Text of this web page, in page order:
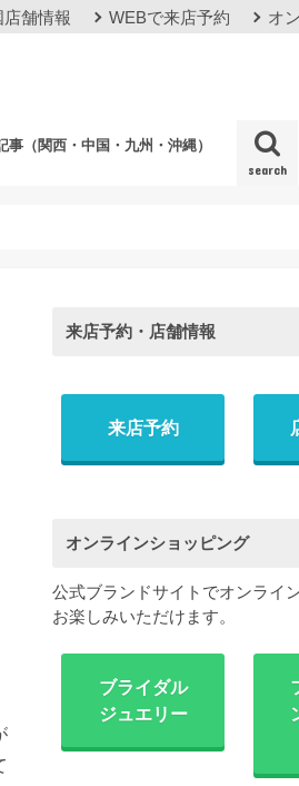
店舗情報 WEBで来店予約 オ
search
事（関西・中国・九州・沖縄）
来店予約・店舗情報
来店予約
オンラインショッピング
公式ブランドサイトでオンライ
お楽しみいただけます。
ブライダル
ジュエリー